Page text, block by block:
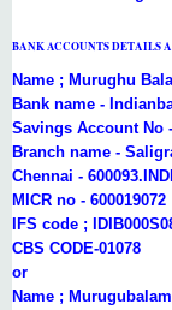
BANK ACCOUNTS DETAILS
Name ; Murughu
Bank name -
Savings Account No
Branch name -
Chennai -
MICR no - 600019072
IFS code ;
CBS CODE-01078
or
Name ;